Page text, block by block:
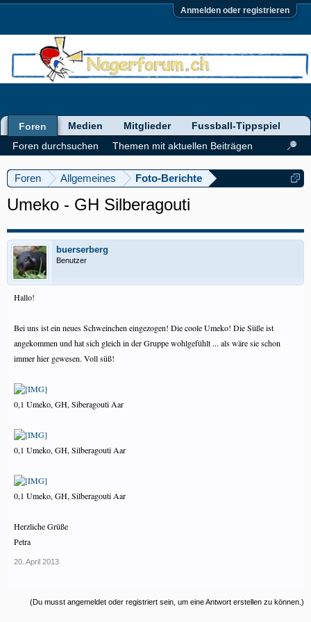
Anmelden oder registrieren
Foren Allgemeines Foto-Berichte
Umeko - GH Silberagouti
buerserberg
Benutzer
Hallo!
Bei uns ist ein neues Schweinchen eingezogen! Die coole Umeko! Die Süße ist
angekommen und hat sich gleich in der Gruppe wohlgefühlt ... als wäre sie schon
immer hier gewesen. Voll süß!
0,1 Umeko, GH, Siberagouti Aar
0,1 Umeko, GH, Silberagouti Aar
0,1 Umeko, GH, Silberagouti Aar
Herzliche Grüße
Petra
20. April 2013
(Du musst angemeldet oder registriert sein, um eine Antwort erstellen zu können.)
Foren
Foren durchsuchen
Themen mit aktuellen Beiträgen
Medien Mitglieder Fussball-Tippspiel